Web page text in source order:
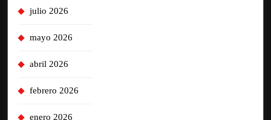
julio 2026
mayo 2026
abril 2026
febrero 2026
enero 2026